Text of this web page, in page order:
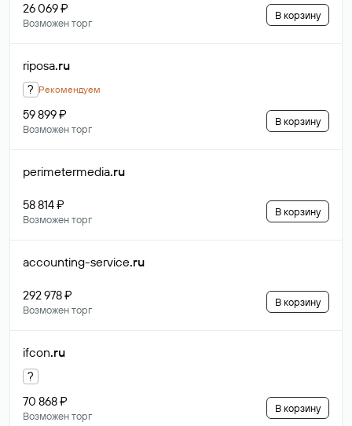
26 069 ₽
Возможен торг
В корзину
riposa.ru
? Рекомендуем
59 899 ₽
Возможен торг
В корзину
perimetermedia.ru
58 814 ₽
Возможен торг
В корзину
accounting-service.ru
292 978 ₽
Возможен торг
В корзину
ifcon.ru
?
70 868 ₽
Возможен торг
В корзину